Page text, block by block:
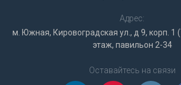
Адрес:
м. Южная, Кировоградская ул., д 9, корп. 1
этаж, павильон 2-34
Оставайтесь на связи